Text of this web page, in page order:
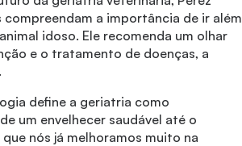
a importância de ir além
idoso. Ele recomenda um olhar
e o tratamento de doenças, a
define a geriatria como
um envelhecer saudável até o
nós já melhoramos muito na